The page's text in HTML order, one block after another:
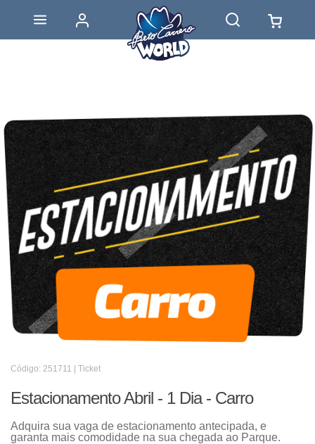
Código: 251711 | Ticket
Estacionamento Abril - 1 Dia - Carro
Adquira sua vaga de estacionamento antecipada, e
garanta mais comodidade na sua chegada ao Parque.